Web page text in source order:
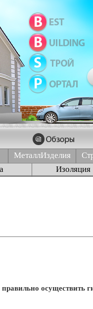
МеталлИзделия
Изоляция
осуществить